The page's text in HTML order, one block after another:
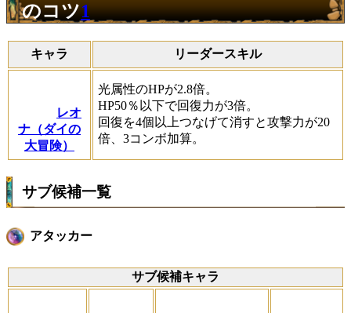
のコツ1
キャラ リーダースキル
レオ
ナ（ダイの
大冒険）
光属性のHPが2.8倍。
HP50％以下で回復力が3倍。
回復を4個以上つなげて消すと攻撃力が20
倍、3コンボ加算。
サブ候補一覧
アタッカー
サブ候補キャラ